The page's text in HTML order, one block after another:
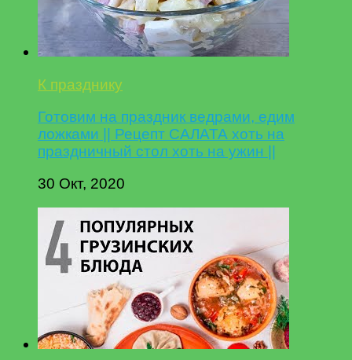
К празднику
Готовим на праздник ведрами, едим
ложками || Рецепт САЛАТА хоть на
праздничный стол хоть на ужин ||
30 Окт, 2020